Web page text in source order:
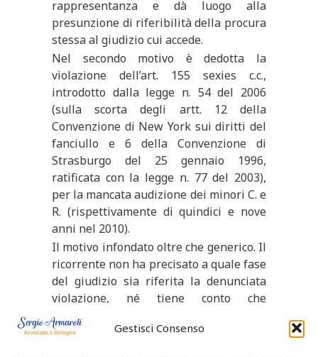
Gestisci Consenso
rappresentanza e dà luogo alla
presunzione di riferibilità della procura
stessa al giudizio cui accede.
Nel secondo motivo è dedotta la
violazione dell’art. 155 sexies c.c.,
introdotto dalla legge n. 54 del 2006
(sulla scorta degli artt. 12 della
Convenzione di New York sui diritti del
fanciullo e 6 della Convenzione di
Strasburgo del 25 gennaio 1996,
ratificata con la legge n. 77 del 2003),
per la mancata audizione dei minori C. e
R. (rispettivamente di quindici e nove
anni nel 2010).
Il motivo infondato oltre che generico. Il
ricorrente non ha precisato a quale fase
del giudizio sia riferita la denunciata
violazione, né tiene conto che
l’audizione dei figli minori (che abbiano
compiuto dodici anni e anche di età